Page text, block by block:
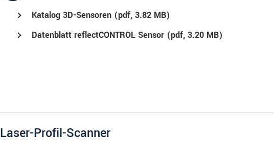
Katalog 3D-Sensoren (pdf, 3.82 MB)
Datenblatt reflectCONTROL Sensor (pdf, 3.20 MB)
Laser-Profil-Scanner